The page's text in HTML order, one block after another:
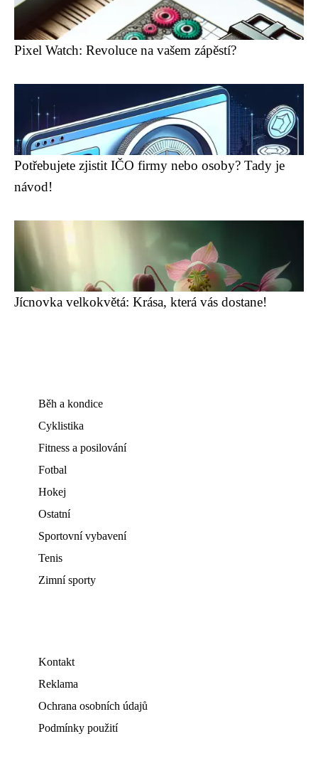
Pixel Watch: Revoluce na vašem zápěstí?
Potřebujete zjistit IČO firmy nebo osoby? Tady je
návod!
Jícnovka velkokvětá: Krása, která vás dostane!
Běh a kondice
Cyklistika
Fitness a posilování
Fotbal
Hokej
Ostatní
Sportovní vybavení
Tenis
Zimní sporty
Kontakt
Reklama
Ochrana osobních údajů
Podmínky použití